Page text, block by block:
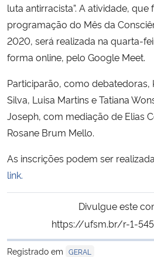
luta antirracista”. A atividade, que
programação do Mês da
2020, será realizada na quarta-
forma online, pelo Google Meet.
Participarão, como debatedoras,
Silva, Luisa Martins e Tatiana
Joseph, com mediação de Elias
Rosane Brum Mello.
As inscrições podem ser
link.
Divulgue este
https://ufsm.br/r-1-
Registrado em GERAL